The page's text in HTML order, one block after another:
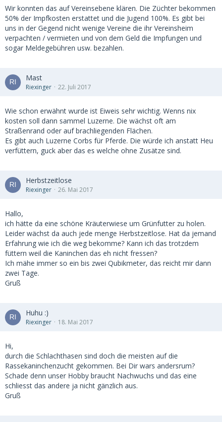
Wir konnten das auf Vereinsebene klären. Die Züchter bekommen
50% der Impfkosten erstattet und die Jugend 100%. Es gibt bei
uns in der Gegend nicht wenige Vereine die ihr Vereinsheim
verpachten / vermieten und von dem Geld die Impfungen und
sogar Meldegebühren usw. bezahlen.
Mast
Riexinger 22. Juli 2017
Wie schon erwähnt wurde ist Eiweis sehr wichtig. Wenns nix
kosten soll dann sammel Luzerne. Die wächst oft am
Straßenrand oder auf brachliegenden Flächen.
Es gibt auch Luzerne Corbs für Pferde. Die würde ich anstatt Heu
verfüttern, guck aber das es welche ohne Zusätze sind.
Herbstzeitlose
Riexinger 26. Mai 2017
Hallo,
ich hätte da eine schöne Kräuterwiese um Grünfutter zu holen.
Leider wächst da auch jede menge Herbstzeitlose. Hat da jemand
Erfahrung wie ich die weg bekomme? Kann ich das trotzdem
füttern weil die Kaninchen das eh nicht fressen?
Ich mähe immer so ein bis zwei Qubikmeter, das reicht mir dann
zwei Tage.
Gruß
Huhu :)
Riexinger 18. Mai 2017
Hi,
durch die Schlachthasen sind doch die meisten auf die
Rassekaninchenzucht gekommen. Bei Dir wars andersrum?
Schade denn unser Hobby braucht Nachwuchs und das eine
schliesst das andere ja nicht gänzlich aus.
Gruß